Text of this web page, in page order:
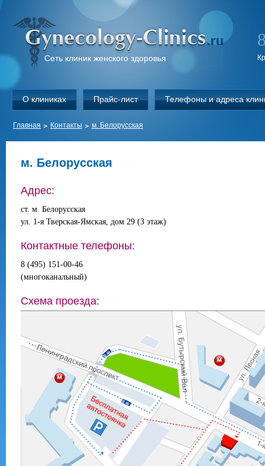
Сеть клиник женского здоровья
О клиниках Прайс-лист Телефоны и адреса
Главная Контакты м. Белорусская
м. Белорусская
Адрес:
ст. м. Белорусская
ул. 1-я Тверская-Ямская, дом 29 (3 этаж)
Контактные телефоны:
8 (495) 151-00-46
(многоканальный)
Схема проезда: